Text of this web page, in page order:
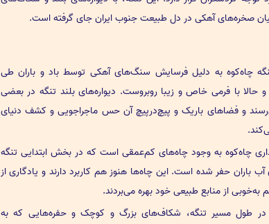
صخره‌های آهکی در دل طبیعت جنوب ایران جای گرفته است.
چاه‌کوه به دلیل فرسایش سنگ‌های آهکی توسط باد و باران طی
حالا با فرمی خاص و زیبا روبروست. دیواره‌های بلند تنگه در بعضی
از 100 متر می‌رسند و فضاهای باریک و پیچ‌درپیچ آن حس ماجراجویی و کشف دنیای
چاه‌کوه به وجود چاه‌های کم‌عمقی است که در بخش ابتدایی تنگه
باران حفر شده است. این چاه‌ها هنوز هم کاربرد دارند و یادگاری از
از منابع طبیعی خود بهره می‌بردند.
در طول مسیر تنگه، شکاف‌های بزرگ و کوچک و حفره‌هایی که به